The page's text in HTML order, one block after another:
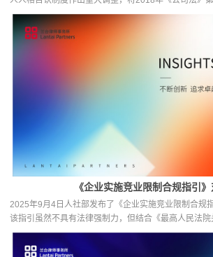
《企业实施竞业限制合规指引
2025年9月4日人社部发布了《企业实施竞业限制合规指
该指引虽然不具有法律强制力，但结合《最高人民法